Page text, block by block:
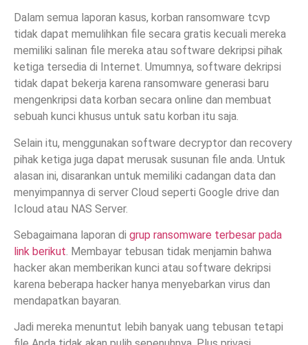
Dalam semua laporan kasus, korban ransomware tcvp
tidak dapat memulihkan file secara gratis kecuali mereka
memiliki salinan file mereka atau software dekripsi pihak
ketiga tersedia di Internet. Umumnya, software dekripsi
tidak dapat bekerja karena ransomware generasi baru
mengenkripsi data korban secara online dan membuat
sebuah kunci khusus untuk satu korban itu saja.
Selain itu, menggunakan software decryptor dan recovery
pihak ketiga juga dapat merusak susunan file anda. Untuk
alasan ini, disarankan untuk memiliki cadangan data dan
menyimpannya di server Cloud seperti Google drive dan
Icloud atau NAS Server.
Sebagaimana laporan di grup ransomware terbesar pada
link berikut. Membayar tebusan tidak menjamin bahwa
hacker akan memberikan kunci atau software dekripsi
karena beberapa hacker hanya menyebarkan virus dan
mendapatkan bayaran.
Jadi mereka menuntut lebih banyak uang tebusan tetapi